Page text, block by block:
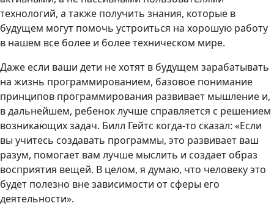
технологий, а также получить знания, которые в
будущем могут помочь устроиться на хорошую работу
в нашем все более и более техническом мире.
Даже если ваши дети не хотят в будущем зарабатывать
на жизнь программированием, базовое понимание
принципов программирования развивает мышление и,
в дальнейшем, ребенок лучше справляется с решением
возникающих задач. Билл Гейтс когда-то сказал: «Если
вы учитесь создавать программы, это развивает ваш
разум, помогает вам лучше мыслить и создает образ
восприятия вещей. В целом, я думаю, что человеку это
будет полезно вне зависимости от сферы его
деятельности».